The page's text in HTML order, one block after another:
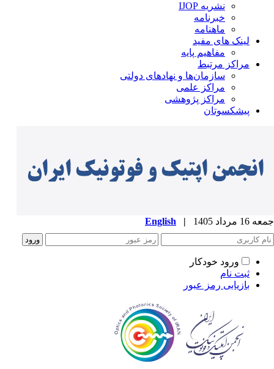
نشریه IJOP
خبرنامه
ماهنامه
لینک های مفید
مفاهیم پایه
مراکز مرتبط
سازمان‌ها و نهادهای دولتی
مراکز علمی
مراکز پژوهشی
پیشکسوتان
مرداد 1405 |
English
ورود خودکار
ثبت نام
بازیابی رمز عبور